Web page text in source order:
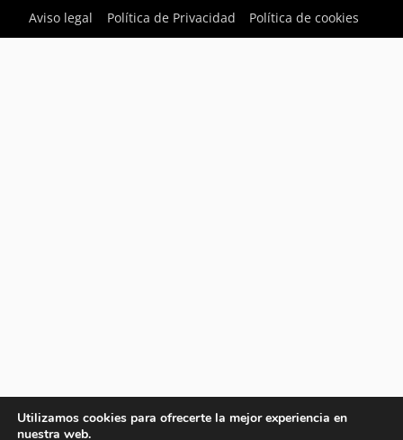
Aviso legal
Política de Privacidad Política de cookies
Utilizamos cookies para ofrecerte la mejor experiencia en
nuestra web.